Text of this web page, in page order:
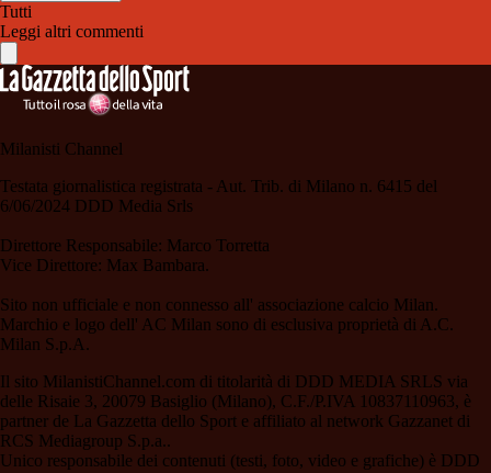
Tutti
Leggi altri commenti
Milanisti Channel
Testata giornalistica registrata - Aut. Trib. di Milano n. 6415 del
6/06/2024 DDD Media Srls
Direttore Responsabile: Marco Torretta
Vice Direttore: Max Bambara.
Sito non ufficiale e non connesso all' associazione calcio Milan.
Marchio e logo dell' AC Milan sono di esclusiva proprietà di A.C.
Milan S.p.A.
Il sito MilanistiChannel.com di titolarità di DDD MEDIA SRLS via
delle Risaie 3, 20079 Basiglio (Milano), C.F./P.IVA 10837110963, è
partner de La Gazzetta dello Sport e affiliato al network Gazzanet di
RCS Mediagroup S.p.a..
Unico responsabile dei contenuti (testi, foto, video e grafiche) è DDD